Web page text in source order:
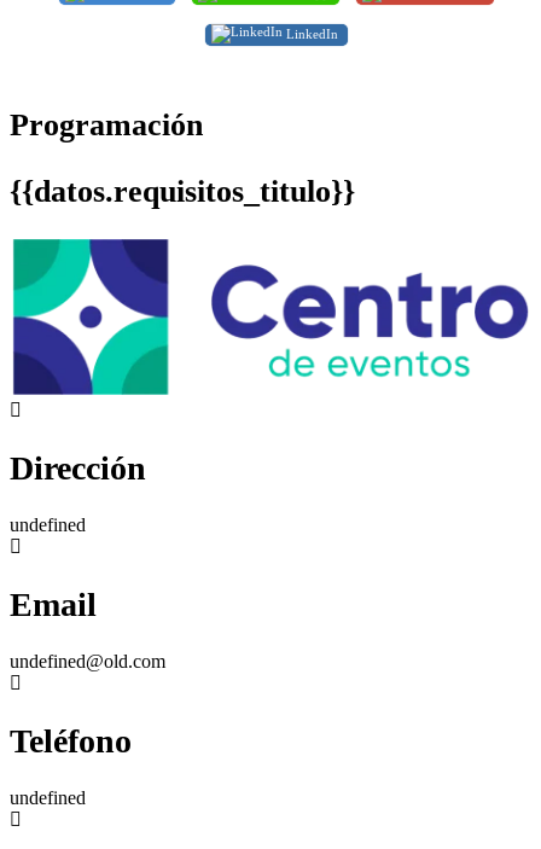
LinkedIn
Programación
{{datos.requisitos_titulo}}
Dirección
undefined
Email
undefined@old.com
Teléfono
undefined